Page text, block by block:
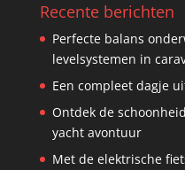
Recente berichten
Perfecte balans
levelsystemen in
Een compleet dagje
Ontdek de
yacht avontuur
Met de elektrische